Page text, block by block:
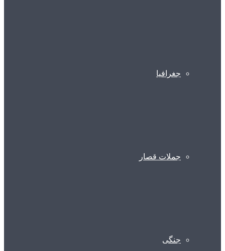
جغرافیا
جملات قصار
جنگی